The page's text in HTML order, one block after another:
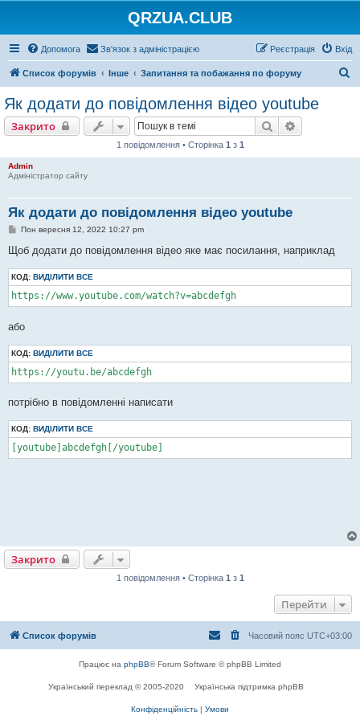
QRZUA.CLUB
Допомога Зв'язок з адміністрацією Вхід
Реєстрація
Список форумів Інше Запитання та побажання по форуму
Як додати до повідомлення відео youtube
Закрито Пошук
1 повідомлення • Сторінка 1 з 1
Admin
Адміністратор сайту
Як додати до повідомлення відео youtube
П
в
і
д
о
м
л
е
н
Пон вересня 12, 2022 10:27 pm
Щоб додати до повідомлення відео яке має посилання, наприклад
КОД: ВИДІЛИТИ ВСЕ
https://www.youtube.com/watch?v=abcdefgh
або
КОД: ВИДІЛИТИ ВСЕ
https://youtu.be/abcdefgh
потрібно в повідомленні написати
КОД: ВИДІЛИТИ ВСЕ
[youtube]abcdefgh[/youtube]
Закрито
1 повідомлення • Сторінка 1 з 1
Перейти
Список форумів Часовий пояс UTC+03:00
Працює на phpBB® Forum Software © phpBB Limited
Український переклад © 2005-2020 Українська підтримка phpBB
Конфіденційність | Умови